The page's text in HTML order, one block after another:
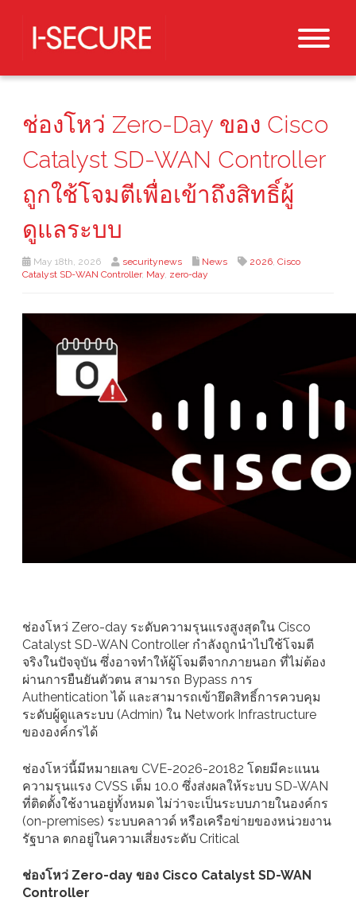
ช่องโหว่ Zero-Day ของ Cisco
Catalyst SD-WAN Controller
ถูกใช้โจมตีเพื่อเข้าถึงสิทธิ์ผู้
ดูแลระบบ
May 18th, 2026 securitynews News 2026, Cisco
Catalyst SD-WAN Controller, May, zero-day
ช่องโหว่ Zero-day ระดับความรุนแรงสูงสุดใน Cisco
Catalyst SD-WAN Controller กำลังถูกนำไปใช้โจมตี
จริงในปัจจุบัน ซึ่งอาจทำให้ผู้โจมตีจากภายนอก ที่ไม่ต้อง
ผ่านการยืนยันตัวตน สามารถ Bypass การ
Authentication ได้ และสามารถเข้ายึดสิทธิ์การควบคุม
ระดับผู้ดูแลระบบ (Admin) ใน Network Infrastructure
ขององค์กรได้
ช่องโหว่นี้มีหมายเลข CVE-2026-20182 โดยมีคะแนน
ความรุนแรง CVSS เต็ม 10.0 ซึ่งส่งผลให้ระบบ SD-WAN
ที่ติดตั้งใช้งานอยู่ทั้งหมด ไม่ว่าจะเป็นระบบภายในองค์กร
(on-premises) ระบบคลาวด์ หรือเครือข่ายของหน่วยงาน
รัฐบาล ตกอยู่ในความเสี่ยงระดับ Critical
ช่องโหว่ Zero-day ของ Cisco Catalyst SD-WAN
Controller